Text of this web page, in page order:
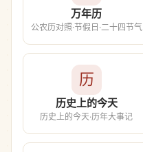
万年历
公农历对照·节假日·二十四节气
历
历史上的今天
历史上的今天·历年大事记